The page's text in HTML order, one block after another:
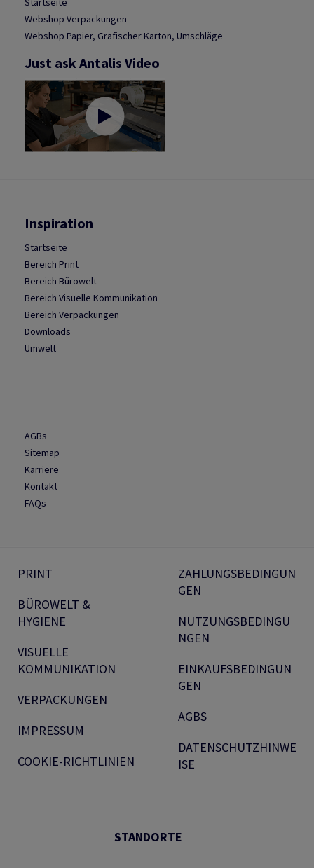
Webshop Verpackungen
Webshop Papier, Grafischer Karton, Umschläge
Just ask Antalis Video
Inspiration
Startseite
Bereich Print
Bereich Bürowelt
Bereich Visuelle Kommunikation
Bereich Verpackungen
Downloads
Umwelt
AGBs
Sitemap
Karriere
Kontakt
FAQs
PRINT
BÜROWELT &
HYGIENE
VISUELLE
KOMMUNIKATION
VERPACKUNGEN
IMPRESSUM
COOKIE-RICHTLINIEN
ZAHLUNGSBEDINGUN
GEN
NUTZUNGSBEDINGU
NGEN
EINKAUFSBEDINGUN
GEN
AGBS
DATENSCHUTZHINWE
ISE
STANDORTE